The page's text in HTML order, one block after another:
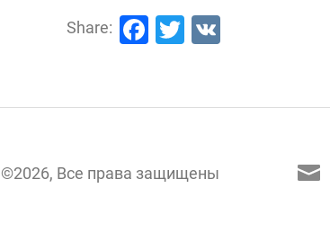
Share: Facebook
Twitter
©2026, Все права защищены